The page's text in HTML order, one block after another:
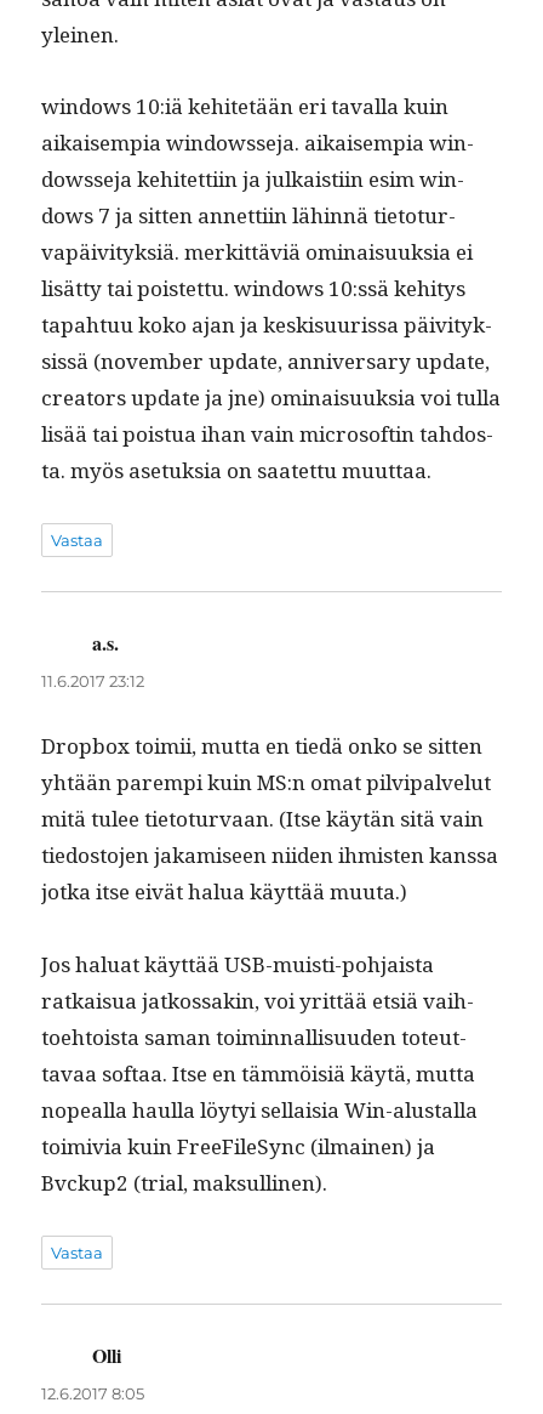
yleinen.
win­dows 10:iä kehitetään eri taval­la kuin
aikaisem­pia win­dowsse­ja. aikaisem­pia win­
dowsse­ja kehitet­ti­in ja julka­isti­in esim win­
dows 7 ja sit­ten annet­ti­in lähin­nä tieto­tur­
vapäiv­i­tyk­siä. merkit­täviä omi­naisuuk­sia ei
lisät­ty tai pois­tet­tu. win­dows 10:ssä kehi­tys
tapah­tuu koko ajan ja keskisu­uris­sa päiv­i­tyk­
sis­sä (novem­ber update, anniver­sary update,
cre­ators update ja jne) omi­naisuuk­sia voi tul­la
lisää tai pois­tua ihan vain microsoft­in tah­dos­
ta. myös ase­tuk­sia on saatet­tu muuttaa.
Vastaa
a.s.
11.6.2017 23:12
Drop­box toimii, mut­ta en tiedä onko se sit­ten
yhtään parem­pi kuin MS:n omat pil­vipalve­lut
mitä tulee tieto­tur­vaan. (Itse käytän sitä vain
tiedos­to­jen jakamiseen niiden ihmis­ten kanssa
jot­ka itse eivät halua käyt­tää muuta.)
Jos halu­at käyt­tää USB-muisti-poh­jaista
ratkaisua jatkos­sakin, voi yrit­tää etsiä vai­h­
toe­htoista saman toimin­nal­lisu­u­den toteut­
tavaa sof­t­aa. Itse en täm­möisiä käytä, mut­ta
nopeal­la haulla löy­tyi sel­l­aisia Win-alustal­la
toimivia kuin FreeFile­Sync (ilmainen) ja
Bvckup2 (tri­al, maksullinen).
Vastaa
Olli
12.6.2017 8:05